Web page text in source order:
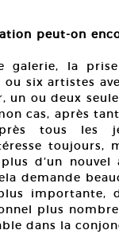
peut-on
galerie, la
six artistes
un ou deux
cas, après tant
tous les
toujours,
d’un
demande
importante,
plus
dans la